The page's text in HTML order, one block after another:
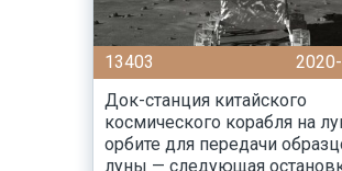
13403
Док-станция китайского
космического корабля на
орбите для передачи
луны — следующая